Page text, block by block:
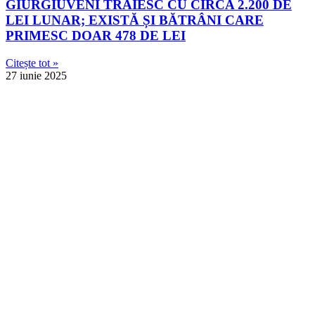
GIURGIUVENI TRĂIESC CU CIRCA 2.200 DE
LEI LUNAR; EXISTĂ ȘI BĂTRÂNI CARE
PRIMESC DOAR 478 DE LEI
Citește tot »
27 iunie 2025